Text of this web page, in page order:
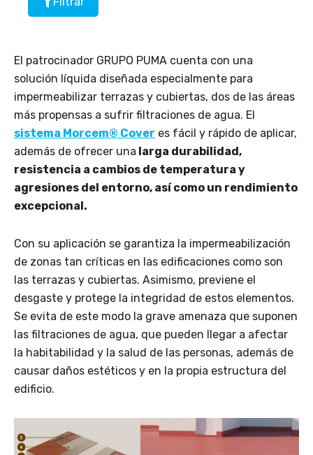
El patrocinador GRUPO PUMA cuenta con una
solución líquida diseñada especialmente para
impermeabilizar terrazas y cubiertas, dos de las áreas
más propensas a sufrir filtraciones de agua. El
sistema Morcem® Cover es fácil y rápido de aplicar,
además de ofrecer una larga durabilidad,
resistencia a cambios de temperatura y
agresiones del entorno, así como un rendimiento
excepcional.
Con su aplicación se garantiza la impermeabilización
de zonas tan críticas en las edificaciones como son
las terrazas y cubiertas. Asimismo, previene el
desgaste y protege la integridad de estos elementos.
Se evita de este modo la grave amenaza que suponen
las filtraciones de agua, que pueden llegar a afectar
la habitabilidad y la salud de las personas, además de
causar daños estéticos y en la propia estructura del
edificio.